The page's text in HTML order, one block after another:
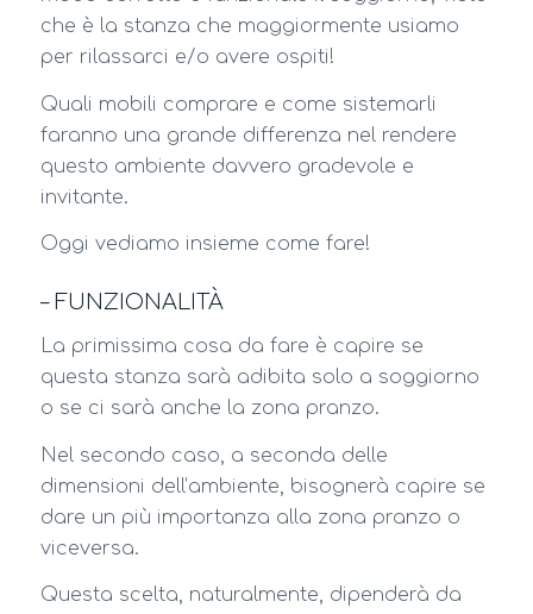
che è la stanza che maggiormente usiamo
per rilassarci e/o avere ospiti!
Quali mobili comprare e come sistemarli
faranno una grande differenza nel rendere
questo ambiente davvero gradevole e
invitante.
Oggi vediamo insieme come fare!
– FUNZIONALITÀ
La primissima cosa da fare è capire se
questa stanza sarà adibita solo a soggiorno
o se ci sarà anche la zona pranzo.
Nel secondo caso, a seconda delle
dimensioni dell’ambiente, bisognerà capire se
dare un più importanza alla zona pranzo o
viceversa.
Questa scelta, naturalmente, dipenderà da